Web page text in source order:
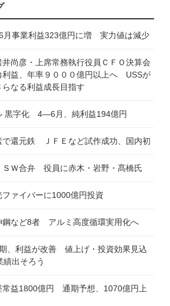
事業利益323億円に増 実力値は減少
井尚彦・上席常務執行役員ＣＦＯ決算会
益、年率９０００億円以上へ USSが
なる利益成長目指す
黒字化 4―6月、純利益194億円
で還元鉄 ＪＦＥなど試作成功、国内初
ＳＷ合弁 役員に赤木・岩野・髙橋氏
ァイバーに1000億円投資
鋼など8者 アルミ高度循環実用化へ
、利益が改善 値上げ・投資効果見込
出そろう
益1800億円 通期予想、1070億円上